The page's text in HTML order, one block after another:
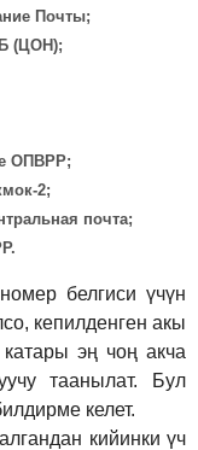
Почты;
(ЦОН);
ОПВРР;
2;
почта;
белгиси үчүн
кепилденген акы
эң чоң акча
таанылат. Бул
келет.
кийинки үч